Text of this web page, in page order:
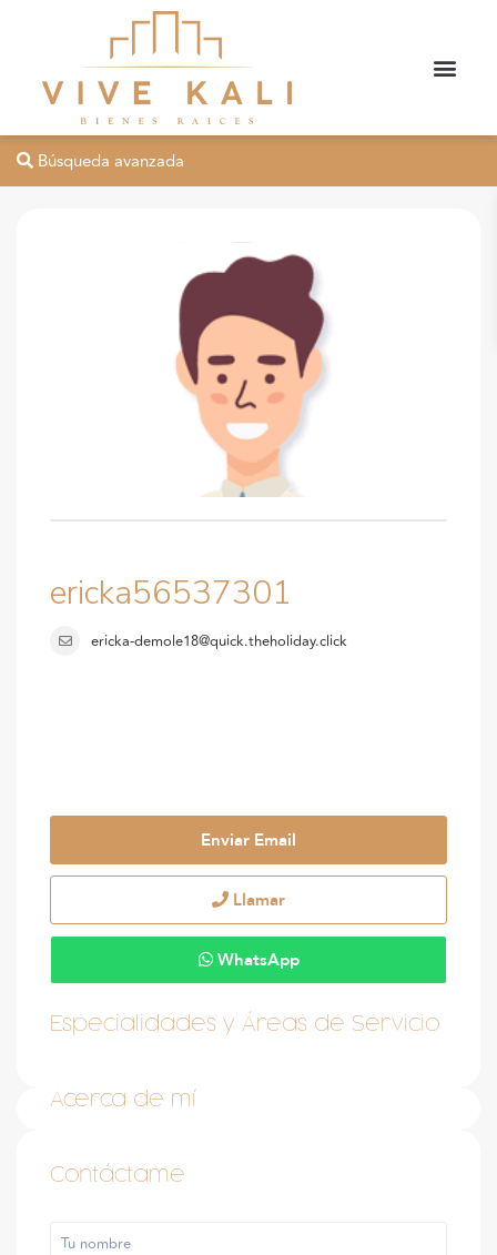
Búsqueda avanzada
ericka56537301
ericka-demole18@quick.theholiday.click
Enviar Email
Llamar
WhatsApp
Especialidades y Áreas de Servicio
Acerca de mí
Contáctame